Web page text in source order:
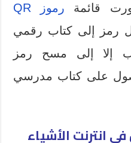
قائمة رموز QR
رمز إلى كتاب رقمي
إلا إلى مسح رمز
على كتاب مدرسي
انترنت الأشياء